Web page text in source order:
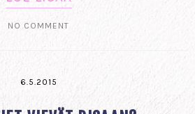
NO COMMENT
6.5.2015